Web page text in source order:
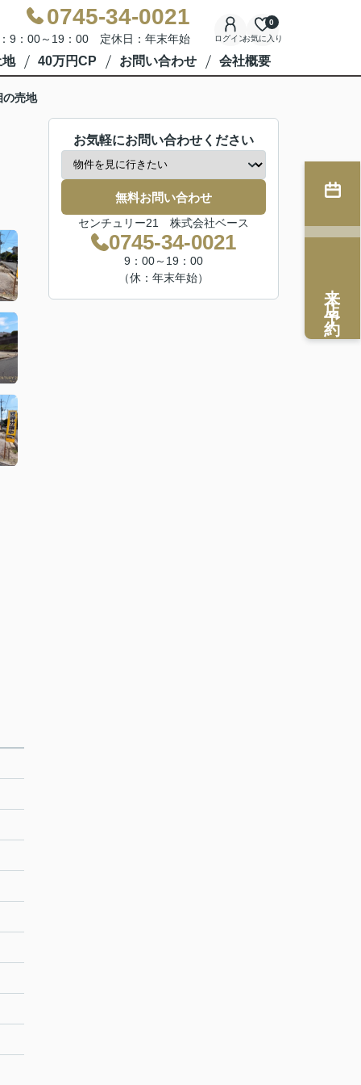
0745-34-0021
9：00～19：00 定休日：年末年始 ログインお気に入り
0
40万円CP お問い合わせ 会社概要
の売地
お気軽にお問い合わせください
無料お問い合わせ
センチュリー21 株式会社ベース
0745-34-0021
9：00～19：00
（休：年末年始）
来店予約